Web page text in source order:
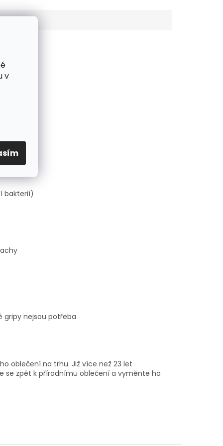
v
spojení
bakterií)
gripy nejsou potřeba
oblečení na trhu. Již více než 23 let
se zpět k přírodnímu oblečení a vyměnte ho